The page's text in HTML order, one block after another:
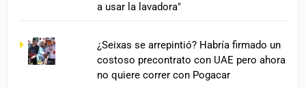
a usar la lavadora"
¿Seixas se arrepintió? Habría firmado un
costoso precontrato con UAE pero ahora
no quiere correr con Pogacar